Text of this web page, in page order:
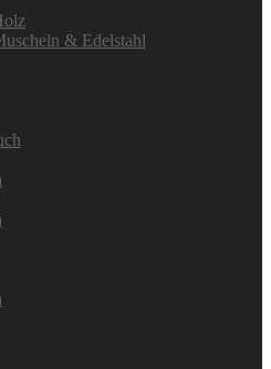
& Edelstahl